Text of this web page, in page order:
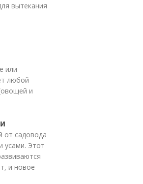
вытекания
или
любой
и
от садовода
усами. Этот
и новое